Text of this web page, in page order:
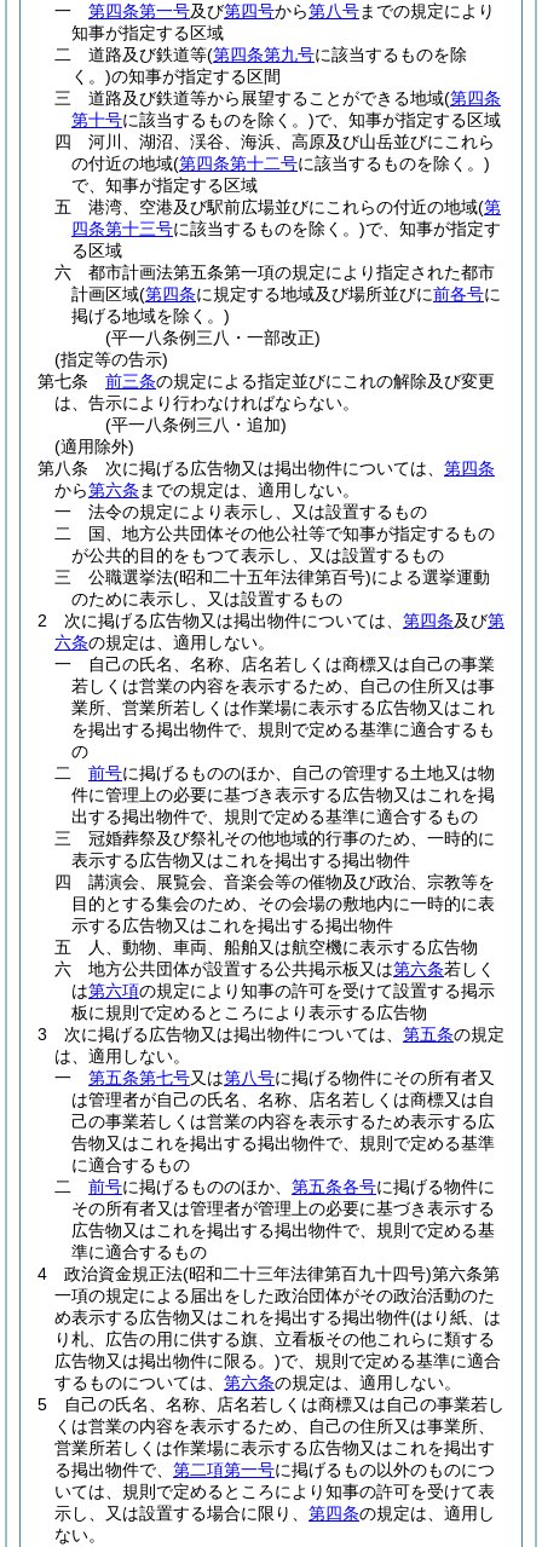
一
第四条第一号及び第四号から第八号までの規定により
知事が指定する区域
二
道路及び鉄道等(第四条第九号に該当するものを除
く。)の知事が指定する区間
三
道路及び鉄道等から展望することができる地域(第四条
第十号に該当するものを除く。)で、知事が指定する区域
四
河川、湖沼、渓谷、海浜、高原及び山岳並びにこれら
の付近の地域(第四条第十二号に該当するものを除く。)
で、知事が指定する区域
五
港湾、空港及び駅前広場並びにこれらの付近の地域(第
四条第十三号に該当するものを除く。)で、知事が指定す
る区域
六
都市計画法第五条第一項の規定により指定された都市
計画区域(第四条に規定する地域及び場所並びに前各号に
掲げる地域を除く。)
(平一八条例三八・一部改正)
(指定等の告示)
第七条
前三条の規定による指定並びにこれの解除及び変更
は、告示により行わなければならない。
(平一八条例三八・追加)
(適用除外)
第八条
次に掲げる広告物又は掲出物件については、 第四条
から第六条 までの規定は、適用しない。
一
法令の規定により表示し、又は設置するもの
二
国、地方公共団体その他公社等で知事が指定するもの
が公共的目的をもつて表示し、又は設置するもの
三
公職選挙法(昭和二十五年法律第百号)による選挙運動
のために表示し、又は設置するもの
2
次に掲げる広告物又は掲出物件については、 第四条及び第
六条の規定は、適用しない。
一
自己の氏名、名称、店名若しくは商標又は自己の事業
若しくは営業の内容を表示するため、自己の住所又は事
業所、営業所若しくは作業場に表示する広告物又はこれ
を掲出する掲出物件で、規則で定める基準に適合するも
の
二
前号に掲げるもののほか、自己の管理する土地又は物
件に管理上の必要に基づき表示する広告物又はこれを掲
出する掲出物件で、規則で定める基準に適合するもの
三
冠婚葬祭及び祭礼その他地域的行事のため、一時的に
表示する広告物又はこれを掲出する掲出物件
四
講演会、展覧会、音楽会等の催物及び政治、宗教等を
目的とする集会のため、その会場の敷地内に一時的に表
示する広告物又はこれを掲出する掲出物件
五
人、動物、車両、船舶又は航空機に表示する広告物
六
地方公共団体が設置する公共掲示板又は第六条若しく
は第六項の規定により知事の許可を受けて設置する掲示
板に規則で定めるところにより表示する広告物
3
次に掲げる広告物又は掲出物件については、 第五条の規定
は、適用しない。
一
第五条第七号又は第八号に掲げる物件にその所有者又
は管理者が自己の氏名、名称、店名若しくは商標又は自
己の事業若しくは営業の内容を表示するため表示する広
告物又はこれを掲出する掲出物件で、規則で定める基準
に適合するもの
二
前号に掲げるもののほか、 第五条各号に掲げる物件に
その所有者又は管理者が管理上の必要に基づき表示する
広告物又はこれを掲出する掲出物件で、規則で定める基
準に適合するもの
4
政治資金規正法(昭和二十三年法律第百九十四号)第六条第
一項の規定による届出をした政治団体がその政治活動のた
め表示する広告物又はこれを掲出する掲出物件(はり紙、は
り札、広告の用に供する旗、立看板その他これらに類する
広告物又は掲出物件に限る。)で、規則で定める基準に適合
するものについては、 第六条の規定は、適用しない。
5
自己の氏名、名称、店名若しくは商標又は自己の事業若し
くは営業の内容を表示するため、自己の住所又は事業所、
営業所若しくは作業場に表示する広告物又はこれを掲出す
る掲出物件で、 第二項第一号に掲げるもの以外のものにつ
いては、規則で定めるところにより知事の許可を受けて表
示し、又は設置する場合に限り、 第四条の規定は、適用し
ない。